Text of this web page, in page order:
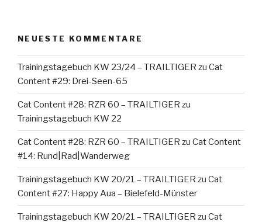
NEUESTE KOMMENTARE
Trainingstagebuch KW 23/24 – TRAILTIGER zu Cat
Content #29: Drei-Seen-65
Cat Content #28: RZR 60 – TRAILTIGER zu
Trainingstagebuch KW 22
Cat Content #28: RZR 60 – TRAILTIGER zu Cat Content
#14: Rund|Rad|Wanderweg
Trainingstagebuch KW 20/21 – TRAILTIGER zu Cat
Content #27: Happy Aua – Bielefeld-Münster
Trainingstagebuch KW 20/21 – TRAILTIGER zu Cat